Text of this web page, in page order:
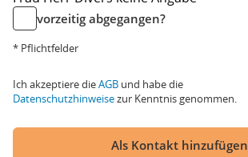
vorzeitig abgegangen?
* Pflichtfelder
Ich akzeptiere dieAGB und habe die
Datenschutzhinweisezur Kenntnis genommen.
Als Kontakt hinzufügen